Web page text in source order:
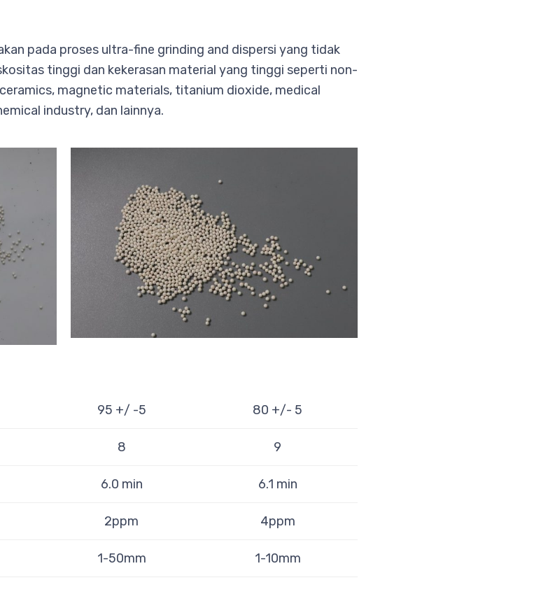
pada proses ultra-fine grinding and dispersi yang tidak
tinggi dan kekerasan material yang tinggi seperti non-
magnetic materials, titanium dioxide, medical
industry, dan lainnya.
95 +/ -5 80 +/- 5
8 9
6.0 min 6.1 min
2ppm 4ppm
1-50mm 1-10mm